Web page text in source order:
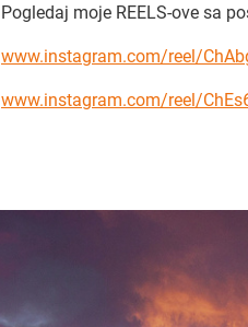
Pogledaj moje REELS-ove sa
www.instagram.com/reel/
www.instagram.com/reel/